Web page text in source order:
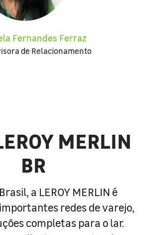
Fernandes Ferraz
de Relacionamento
MERLIN
BR
a LEROY MERLIN é
redes de varejo,
completas para o lar.